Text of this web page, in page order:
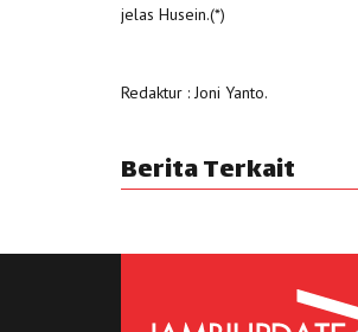
jelas Husein.(*)
Redaktur : Joni Yanto.
Berita Terkait